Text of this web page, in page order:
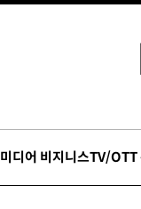
미디어 비지니스TV/OTT